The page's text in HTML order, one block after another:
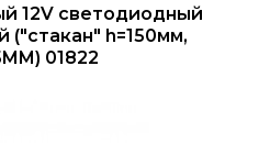
12V светодиодный
("стакан" h=150мм,
01822